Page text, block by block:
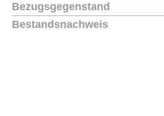
Bezugsgegenstand
Bestandsnachweis